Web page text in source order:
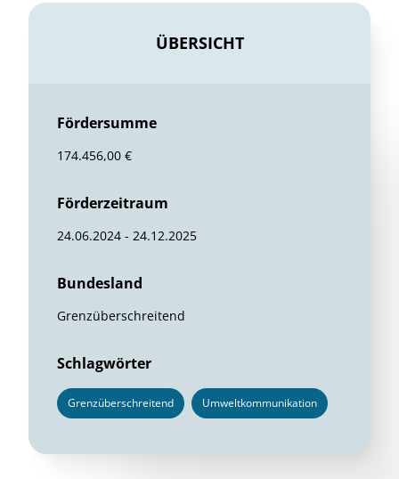
ÜBERSICHT
Fördersumme
174.456,00 €
Förderzeitraum
24.06.2024 - 24.12.2025
Bundesland
Grenzüberschreitend
Schlagwörter
Grenzüberschreitend Umweltkommunikation